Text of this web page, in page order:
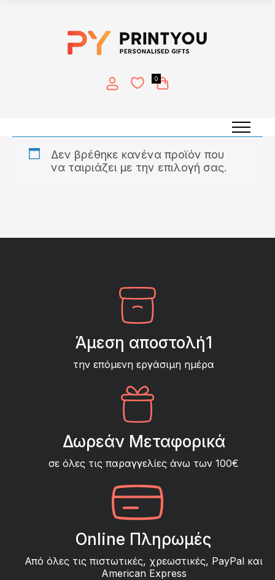
0
Δεν βρέθηκε κανένα προϊόν που
να ταιριάζει με την επιλογή σας.
Άμεση αποστολή1
την επόμενη εργάσιμη ημέρα
Δωρεάν Μεταφορικά
σε όλες τις παραγγελίες άνω των 100€
Online Πληρωμές
Από όλες τις πιστωτικές, χρεωστικές, PayPal και
American Express